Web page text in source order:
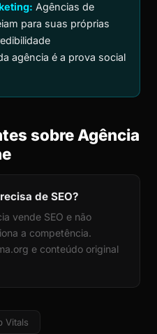
Agências de
para suas próprias
agência é a prova social
sobre Agência
de SEO?
vende SEO e não
a competência.
e conteúdo original
Vitals